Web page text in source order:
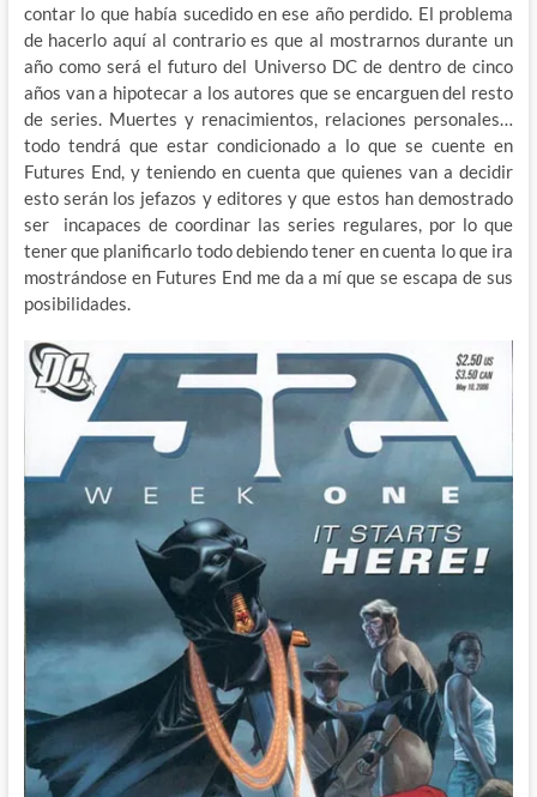
contar lo que había sucedido en ese año perdido. El problema
de hacerlo aquí al contrario es que al mostrarnos durante un
año como será el futuro del Universo DC de dentro de cinco
años van a hipotecar a los autores que se encarguen del resto
de series. Muertes y renacimientos, relaciones personales…
todo tendrá que estar condicionado a lo que se cuente en
Futures End, y teniendo en cuenta que quienes van a decidir
esto serán los jefazos y editores y que estos han demostrado
ser incapaces de coordinar las series regulares, por lo que
tener que planificarlo todo debiendo tener en cuenta lo que ira
mostrándose en Futures End me da a mí que se escapa de sus
posibilidades.